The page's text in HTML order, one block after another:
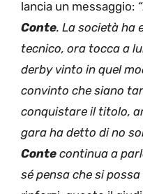
lancia un messaggio:
Conte. La società ha
tecnico, ora tocca a
derby vinto in quel
convinto che siano
conquistare il titolo,
gara ha detto di no
Conte continua a
sé pensa che si possa